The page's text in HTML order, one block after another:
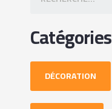
Catégories
DÉCORATION